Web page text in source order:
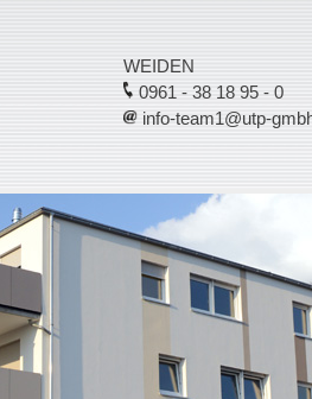
WEIDEN
0961 - 38 18 95 - 0
info-team1@utp-